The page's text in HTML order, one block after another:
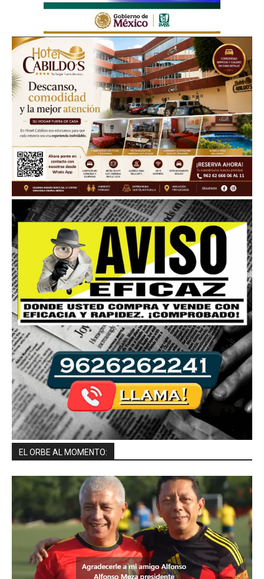
EL ORBE AL MOMENTO: